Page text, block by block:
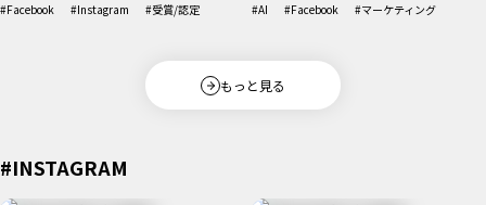
もっと見る
#Facebook #Instagram #受賞/認定 #AI #Facebook #マーケティング
#INSTAGRAM